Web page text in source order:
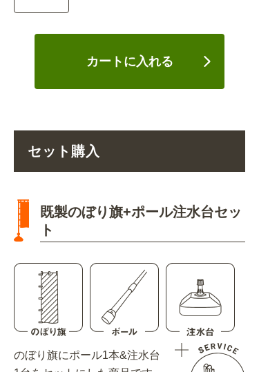
カートに入れる
セット購入
既製のぼり旗+ポール注水台セッ
ト
のぼり旗にポール1本&注水台